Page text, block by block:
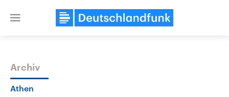
Close
Themen
Archiv
Athen